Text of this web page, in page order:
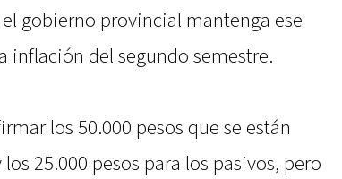
gobierno provincial mantenga ese
inflación del segundo semestre.
los 50.000 pesos que se están
25.000 pesos para los pasivos, pero